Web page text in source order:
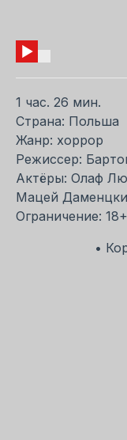
1 час. 26 мин.
Страна: Польша
Жанр: хоррор
Режиссер:
Актёры: Олаф
Мацей
Ограничение: 18+
•